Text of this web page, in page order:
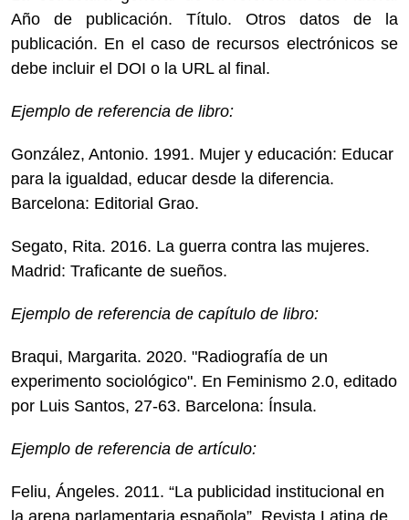
Año de publicación. Título. Otros datos de la
publicación. En el caso de recursos electrónicos se
debe incluir el DOI o la URL al final.
Ejemplo de referencia de libro:
González, Antonio. 1991. Mujer y educación: Educar
para la igualdad, educar desde la diferencia.
Barcelona: Editorial Grao.
Segato, Rita. 2016. La guerra contra las mujeres.
Madrid: Traficante de sueños.
Ejemplo de referencia de capítulo de libro:
Braqui, Margarita. 2020. "Radiografía de un
experimento sociológico". En Feminismo 2.0, editado
por Luis Santos, 27-63. Barcelona: Ínsula.
Ejemplo de referencia de artículo:
Feliu, Ángeles. 2011. “La publicidad institucional en
la arena parlamentaria española”. Revista Latina de